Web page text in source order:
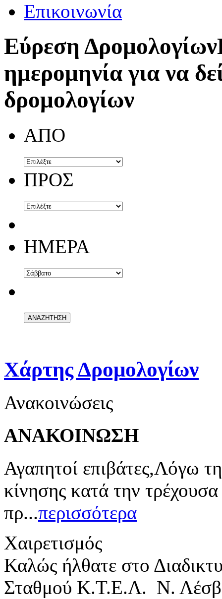
Επικοινωνία
Εύρεση Δρομολογίων
ημερομηνία για να
δρομολογίων
ΑΠΟ
ΠΡΟΣ
ΗΜΕΡΑ
Χάρτης Δρομολογίων
Ανακοινώσεις
ΑΝΑΚΟΙΝΩΣΗ
Αγαπητοί επιβάτες,Λόγω
κίνησης κατά την
πρ...περισσότερα
Χαιρετισμός
Καλώς ήλθατε στο
Σταθμού Κ.Τ.Ε.Λ. Ν.